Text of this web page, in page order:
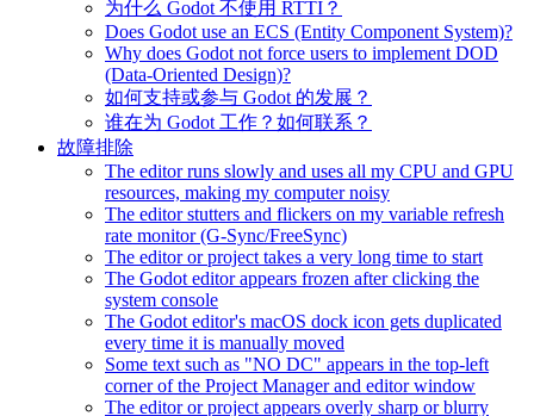
为什么 Godot 不使用 RTTI？
Does Godot use an ECS (Entity Component System)?
Why does Godot not force users to implement DOD
(Data-Oriented Design)?
如何支持或参与 Godot 的发展？
谁在为 Godot 工作？如何联系？
故障排除
The editor runs slowly and uses all my CPU and GPU
resources, making my computer noisy
The editor stutters and flickers on my variable refresh
rate monitor (G-Sync/FreeSync)
The editor or project takes a very long time to start
The Godot editor appears frozen after clicking the
system console
The Godot editor's macOS dock icon gets duplicated
every time it is manually moved
Some text such as "NO DC" appears in the top-left
corner of the Project Manager and editor window
The editor or project appears overly sharp or blurry